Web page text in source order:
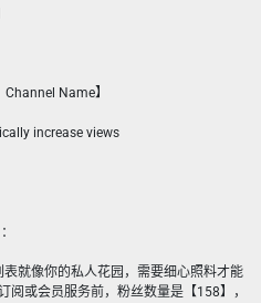
Name】
increase views
就像你的私人花园，需要细心照料才能
阅或会员服务前，粉丝数量是【158】，